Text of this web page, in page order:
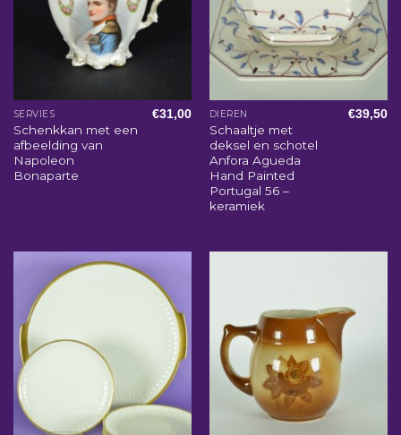
SERVIES
Schenkkan met een
afbeelding van
Napoleon
Bonaparte
€31,00 DIEREN
Schaaltje met
deksel en schotel
Anfora Agueda
Hand Painted
Portugal 56 –
keramiek
€39,50